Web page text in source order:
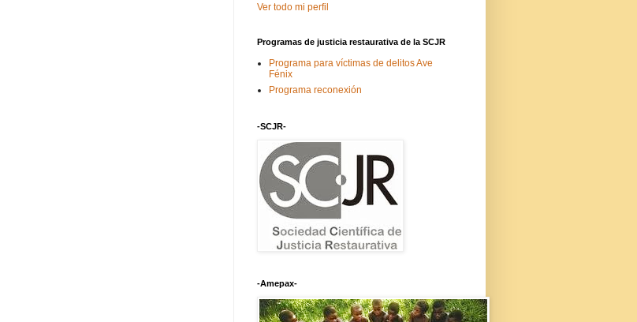
Ver todo mi perfil
Programas de justicia restaurativa de la SCJR
Programa para víctimas de delitos Ave
Fénix
Programa reconexión
-SCJR-
-Amepax-